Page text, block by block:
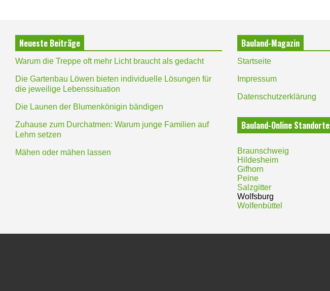
Neueste Beiträge
Warum die Treppe oft mehr Licht braucht als gedacht
Die Gartenbau Löwen bieten individuelle Lösungen für
die jeweilige Lebenssituation
Die Launen der Blumenkönigin bändigen
Zuhause zum Durchatmen: Warum junge Familien auf
Lehm setzen
Mähen oder mähen lassen
Bauland-Magazin
Startseite
Impressum
Datenschutzerklärung
Bauland-Online Standorte
Braunschweig
Hildesheim
Gifhorn
Peine
Salzgitter
Wolfsburg
Wolfenbüttel